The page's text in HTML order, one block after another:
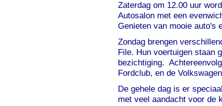
Zaterdag om 12.00 uur
Autosalon met een
Genieten van mooie auto's
Zondag brengen
File. Hun voertuigen staan
bezichtiging.
Fordclub, en de
De gehele dag is er
met veel aandacht voor de